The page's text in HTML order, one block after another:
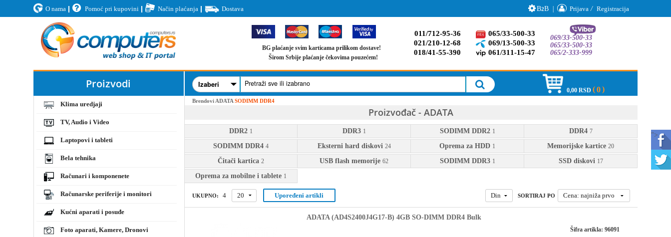
">
O nama Pomoć pri kupovini Način plaćanja Dostava B2B | Prijava / Registracija
BG plaćanje svim karticama prilikom dostave!
Širom Srbije plaćanje čekovima pouzećem!
011/712-95-36
021/210-12-68
018/41-55-390
065/33-500-33
069/13-500-33
061/311-15-47
069/33-500-33
065/33-500-33
065/2-333-999
Proizvodi
Klima uredjaji
TV, Audio i Video
Laptopovi i tableti
Bela tehnika
Računari i komponenete
Računarske periferije i monitori
Kućni aparati i posuđe
Foto aparati, Kamere, Dronovi
0,00 RSD 0
Brendovi ADATASODIMM DDR4
Proizvođač - ADATA
DDR2 1 DDR3 1 SODIMM DDR2 1 DDR4 7
SODIMM DDR4 4 Eksterni hard diskovi 24 Oprema za HDD 1 Memorijske kartice 20
Čitači kartica 2 USB flash memorije 62 SODIMM DDR3 1 SSD diskovi 17
Oprema za mobilne i tablete 1
UKUPNO: 4 20 Upoređeni artikli Din SORTIRAJ PO Cena: najniža prvo
ADATA (AD4S2400J4G17-B) 4GB SO-DIMM DDR4 Bulk
Šifra artikla: 96091